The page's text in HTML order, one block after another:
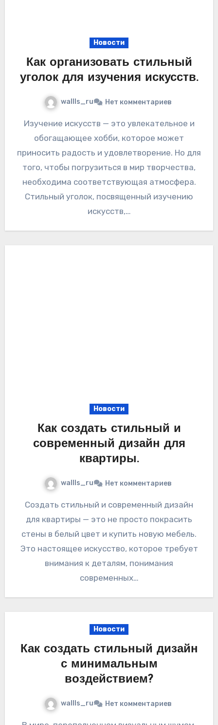
Новости
Как организовать стильный
уголок для изучения искусств.
wallls_ru Нет комментариев
Изучение искусств — это увлекательное и
обогащающее хобби, которое может
приносить радость и удовлетворение. Но для
того, чтобы погрузиться в мир творчества,
необходима соответствующая атмосфера.
Стильный уголок, посвященный изучению
искусств,…
Новости
Как создать стильный и
современный дизайн для
квартиры.
wallls_ru Нет комментариев
Создать стильный и современный дизайн
для квартиры — это не просто покрасить
стены в белый цвет и купить новую мебель.
Это настоящее искусство, которое требует
внимания к деталям, понимания
современных…
Новости
Как создать стильный дизайн
с минимальным
воздействием?
wallls_ru Нет комментариев